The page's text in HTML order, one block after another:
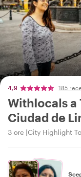
4,9 185
Withlocals a
Ciudad de
3 ore City Highlight